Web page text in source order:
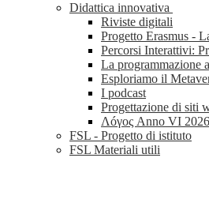
Didattica innovativa
Riviste digitali
Progetto Erasmus -
Percorsi Interattivi:
La programmazione
Esploriamo il
I podcast
Progettazione di siti
Λóγος Anno VI 2026
FSL - Progetto di istituto
FSL Materiali utili